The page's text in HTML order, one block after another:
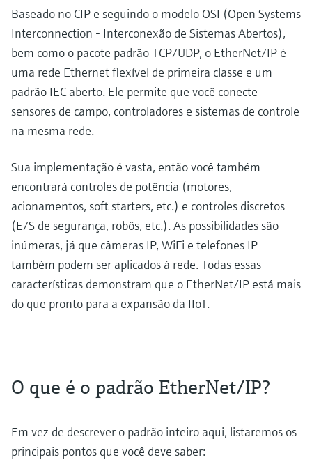
Baseado no CIP e seguindo o modelo OSI (Open Systems
Interconnection - Interconexão de Sistemas Abertos),
bem como o pacote padrão TCP/UDP, o EtherNet/IP é
uma rede Ethernet flexível de primeira classe e um
padrão IEC aberto. Ele permite que você conecte
sensores de campo, controladores e sistemas de controle
na mesma rede.
Sua implementação é vasta, então você também
encontrará controles de potência (motores,
acionamentos, soft starters, etc.) e controles discretos
(E/S de segurança, robôs, etc.). As possibilidades são
inúmeras, já que câmeras IP, WiFi e telefones IP
também podem ser aplicados à rede. Todas essas
características demonstram que o EtherNet/IP está mais
do que pronto para a expansão da IIoT.
O que é o padrão EtherNet/IP?
Em vez de descrever o padrão inteiro aqui, listaremos os
principais pontos que você deve saber: